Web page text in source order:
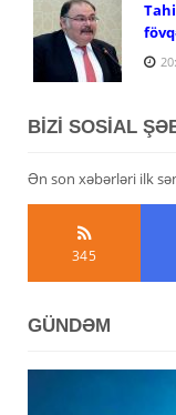
BİZİ SOSİAL
Ən son xəbərləri ilk
345
GÜNDƏM